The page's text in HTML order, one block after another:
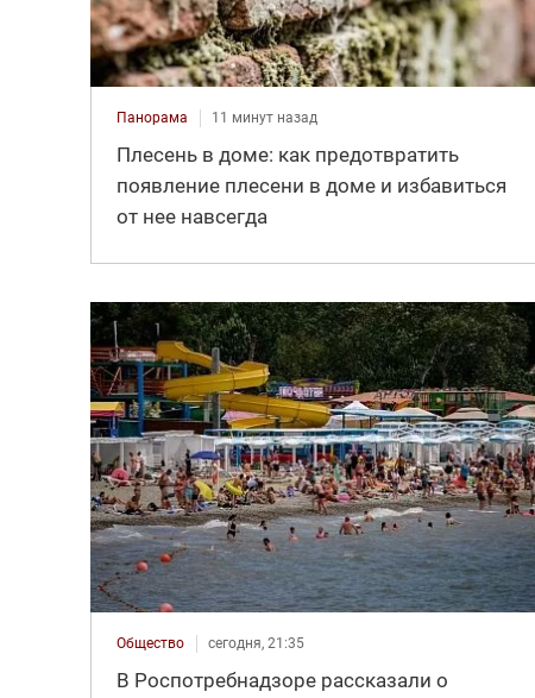
Панорама 11 минут назад
Плесень в доме: как предотвратить
появление плесени в доме и избавиться
от нее навсегда
Общество сегодня, 21:35
В Роспотребнадзоре рассказали о